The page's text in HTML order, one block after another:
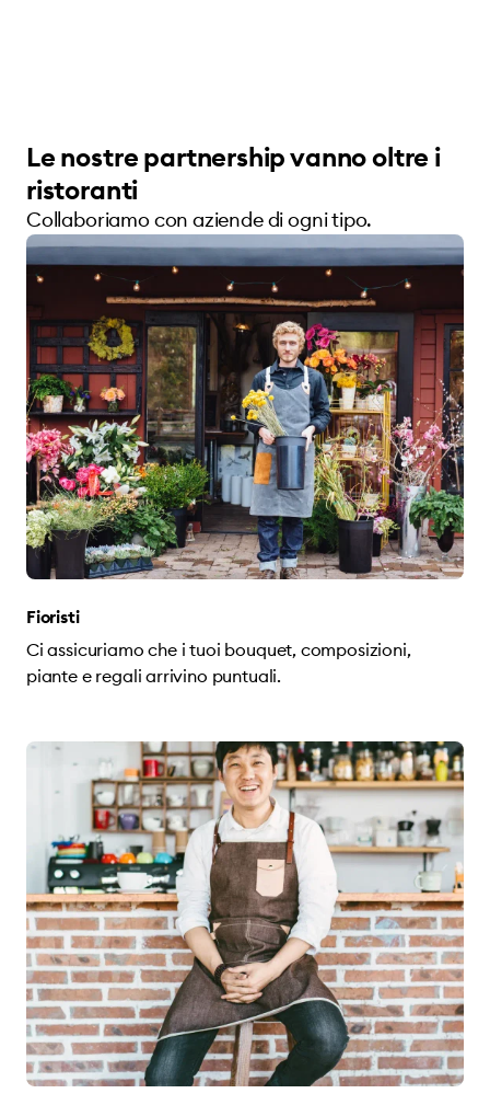
Le nostre partnership vanno oltre i
ristoranti
Collaboriamo con aziende di ogni tipo.
Fioristi
Ci assicuriamo che i tuoi bouquet, composizioni,
piante e regali arrivino puntuali.